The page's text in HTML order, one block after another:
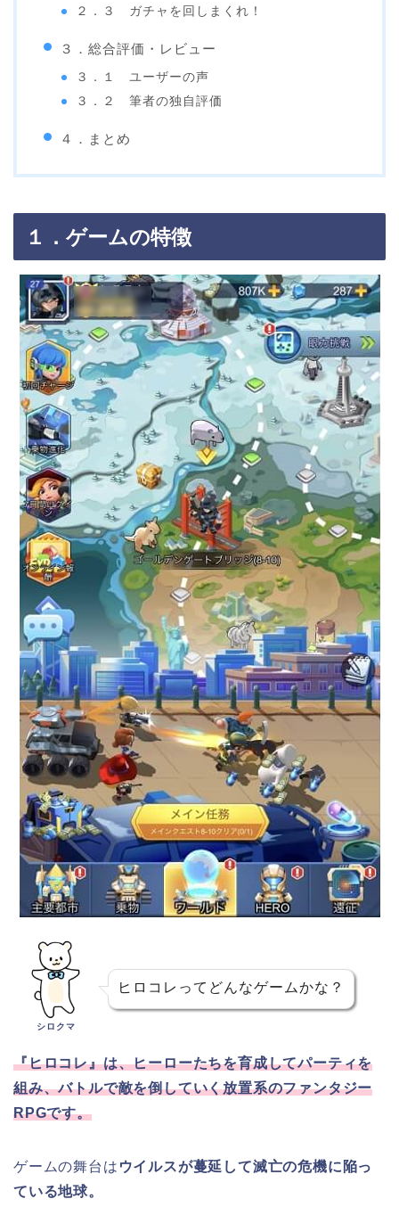
２．３ ガチャを回しまくれ！
３．総合評価・レビュー
３．１ ユーザーの声
３．２ 筆者の独自評価
４．まとめ
１．ゲームの特徴
シロクマ
ヒロコレってどんなゲームかな？
『ヒロコレ』は、ヒーローたちを育成してパーティを
組み、バトルで敵を倒していく放置系のファンタジー
RPGです。
ゲームの舞台は ウイルスが蔓延して滅亡の危機に陥っ
ている地球。